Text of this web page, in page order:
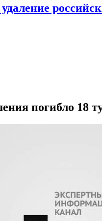
погибло 18